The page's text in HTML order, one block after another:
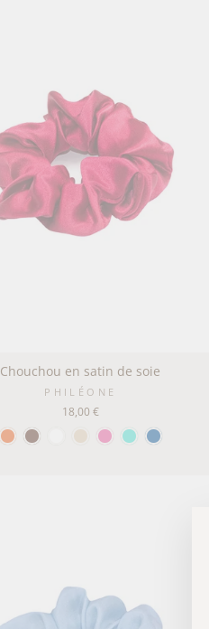
Chouchou en satin de soie
PHILÉONE
18,00 €